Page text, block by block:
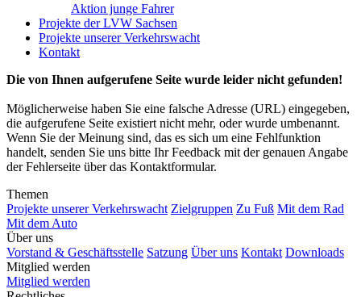
Aktion junge Fahrer
Projekte der LVW Sachsen
Projekte unserer Verkehrswacht
Kontakt
Die von Ihnen aufgerufene Seite wurde leider nicht gefunden!
Möglicherweise haben Sie eine falsche Adresse (URL) eingegeben,
die aufgerufene Seite existiert nicht mehr, oder wurde umbenannt.
Wenn Sie der Meinung sind, das es sich um eine Fehlfunktion
handelt, senden Sie uns bitte Ihr Feedback mit der genauen Angabe
der Fehlerseite über das Kontaktformular.
Themen
Projekte unserer Verkehrswacht Zielgruppen Zu Fuß Mit dem Rad
Mit dem Auto
Über uns
Vorstand & Geschäftsstelle Satzung Über uns Kontakt Downloads
Mitglied werden
Mitglied werden